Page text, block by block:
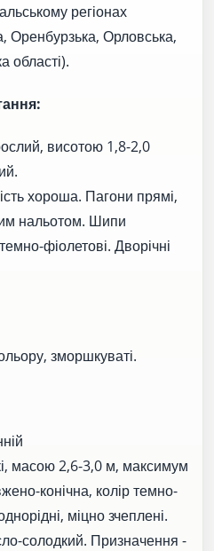
регіонах
Оренбурзька, Орловська,
області).
висотою 1,8-2,0
хороша. Пагони прямі,
нальотом. Шипи
фіолетові. Дворічні
зморшкуваті.
масою 2,6-3,0 м, максимум
конічна, колір темно-
міцно зчеплені.
солодкий. Призначення -